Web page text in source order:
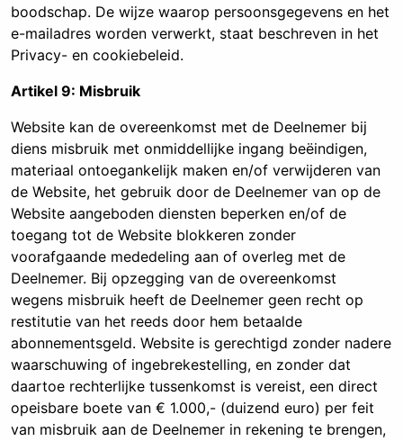
boodschap. De wijze waarop persoonsgegevens en het
e-mailadres worden verwerkt, staat beschreven in het
Privacy- en cookiebeleid.
Artikel 9: Misbruik
Website kan de overeenkomst met de Deelnemer bij
diens misbruik met onmiddellijke ingang beëindigen,
materiaal ontoegankelijk maken en/of verwijderen van
de Website, het gebruik door de Deelnemer van op de
Website aangeboden diensten beperken en/of de
toegang tot de Website blokkeren zonder
voorafgaande mededeling aan of overleg met de
Deelnemer. Bij opzegging van de overeenkomst
wegens misbruik heeft de Deelnemer geen recht op
restitutie van het reeds door hem betaalde
abonnementsgeld. Website is gerechtigd zonder nadere
waarschuwing of ingebrekestelling, en zonder dat
daartoe rechterlijke tussenkomst is vereist, een direct
opeisbare boete van € 1.000,- (duizend euro) per feit
van misbruik aan de Deelnemer in rekening te brengen,